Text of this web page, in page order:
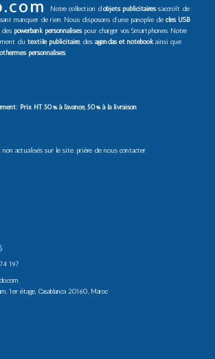
Notre collection d’objets publicitairess’accroît de
manquer de rien. Nous disposons d’une panoplie de clés USB
powerbank personnaliséspour charger vos Smartphones. Notre
du textile publicitaire, des agendas et notebookainsi que
personnalisés.
Prix HT 50% à l’avance, 50% à la livraison
non actualisés sur le site. prière de nous contacter
197
1er étage, Casablanca 20160, Maroc